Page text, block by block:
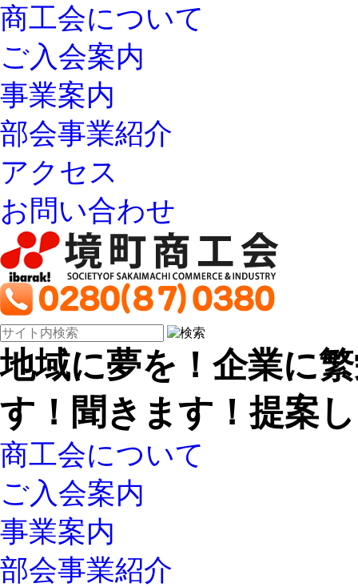
商工会について
ご入会案内
事業案内
部会事業紹介
アクセス
お問い合わせ
地域に夢を！企業に
す！聞きます！提案
商工会について
ご入会案内
事業案内
部会事業紹介